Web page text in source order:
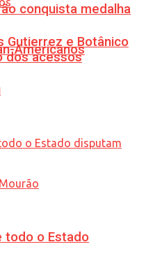
conquista medalha
Americanos
todo o Estado
Gutierrez e Botânico
dos acessos